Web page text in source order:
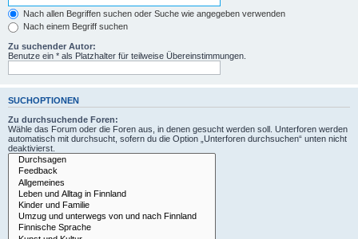
Nach allen Begriffen suchen oder Suche wie angegeben verwenden
Nach einem Begriff suchen
Zu suchender Autor:
Benutze ein * als Platzhalter für teilweise Übereinstimmungen.
SUCHOPTIONEN
Zu durchsuchende Foren:
Wähle das Forum oder die Foren aus, in denen gesucht werden soll. Unterforen werden
automatisch mit durchsucht, sofern du die Option „Unterforen durchsuchen“ unten nicht
deaktivierst.